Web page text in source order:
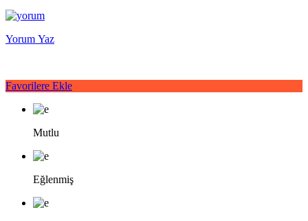
Yorum Yaz
Favorilere Ekle
Mutlu
Eğlenmiş